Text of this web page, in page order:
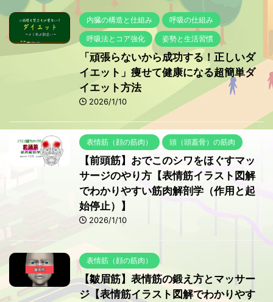
内臓の構造と仕組み 呼吸の仕組み
呼吸法とコア強化 姿勢と生活習慣
「頑張らないから成功する！正しいダ
イエット」痩せて健康になる超簡単ダ
イエット方法
2026/1/10
表情筋（顔の筋肉） 頭（頭蓋骨）の筋肉
【前頭筋】おでこのシワをほぐすマッ
サージのやり方【表情筋イラスト図解
でわかりやすい筋肉解剖学（作用と起
始停止）】
2026/1/10
表情筋（顔の筋肉）
【皺眉筋】表情筋の鍛え方とマッサー
ジ【表情筋イラスト図解でわかりやす